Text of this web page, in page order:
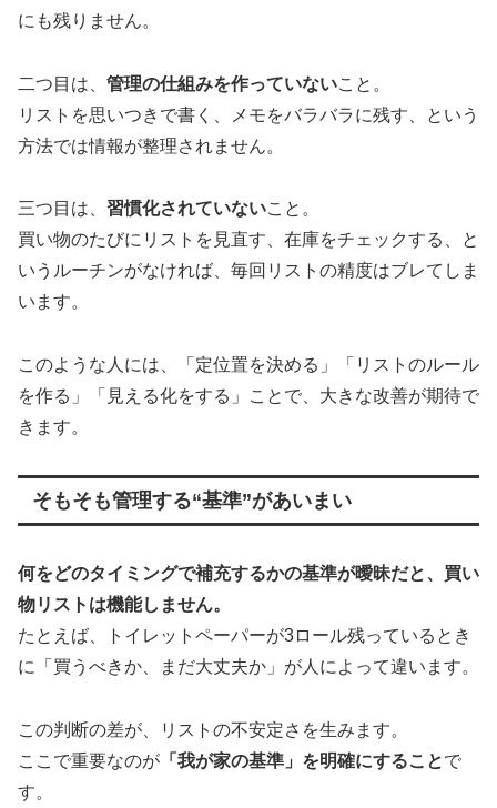
にも残りません。
二つ目は、 管理の仕組みを作っていないこと。
リストを思いつきで書く、メモをバラバラに残す、という
方法では情報が整理されません。
三つ目は、 習慣化されていないこと。
買い物のたびにリストを見直す、在庫をチェックする、と
いうルーチンがなければ、毎回リストの精度はブレてしま
います。
このような人には、「定位置を決める」「リストのルール
を作る」「見える化をする」ことで、大きな改善が期待で
きます。
そもそも管理する“基準”があいまい
何をどのタイミングで補充するかの基準が曖昧だと、買い
物リストは機能しません。
たとえば、トイレットペーパーが3ロール残っているとき
に「買うべきか、まだ大丈夫か」が人によって違います。
この判断の差が、リストの不安定さを生みます。
ここで重要なのが 「我が家の基準」を明確にすることで
す。